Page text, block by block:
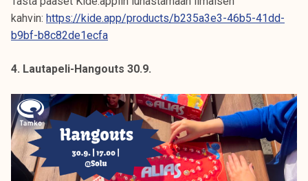
kahvin: https://kide.app/products/b235a3e3-46b5-41dd-
b9bf-b8c82de1ecfa
4. Lautapeli-Hangouts 30.9.